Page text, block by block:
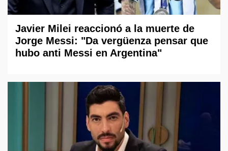
Javier Milei reaccionó a la muerte de
Jorge Messi: "Da vergüenza pensar que
hubo anti Messi en Argentina"